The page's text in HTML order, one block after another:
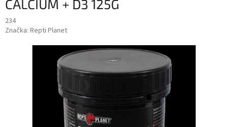
CALCIUM + D3 125G
234
Značka: Repti Planet